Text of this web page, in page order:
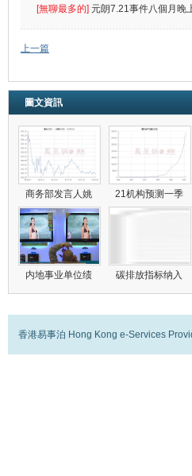
遮
[無聊最多的] 元朗7.21事件八個月晚
催
上一篇
圖文資訊
商务部发言人姚 21机构预测一季
内地事业单位绩 碳排放指标纳入
香港易事泊 Hong Kong e-Services